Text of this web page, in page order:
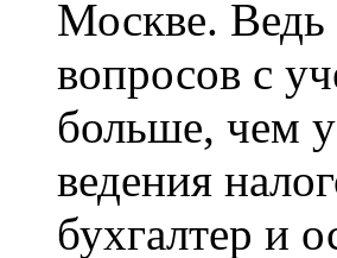
Москве. Ведь
вопросов с
больше, чем
ведения
бухгалтер и